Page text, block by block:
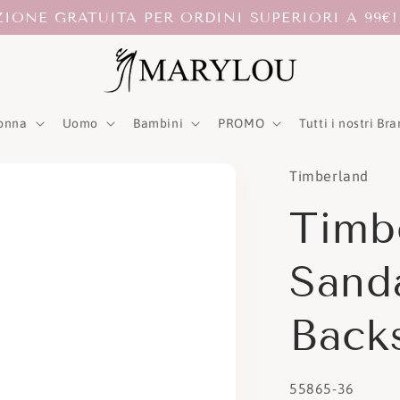
GRATUITA PER ORDINI SUPERIORI A 99€!
Uomo Bambini PROMO Tutti i nostri
Timberland
SKU:
55865-36